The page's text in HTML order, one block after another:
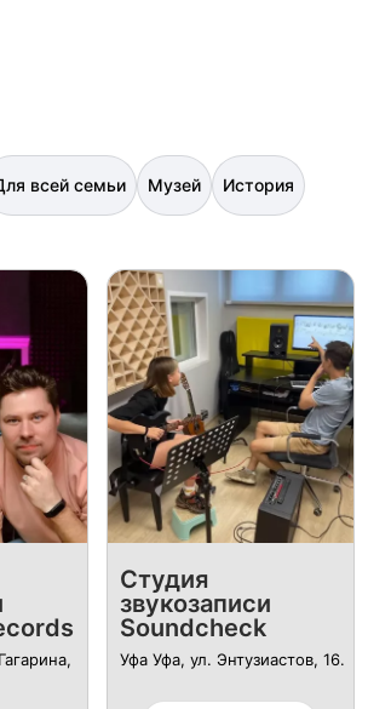
всей семьи Музей История
Студия
звукозаписи
Soundcheck
Уфа Уфа, ул. ​Энтузиастов, 16.